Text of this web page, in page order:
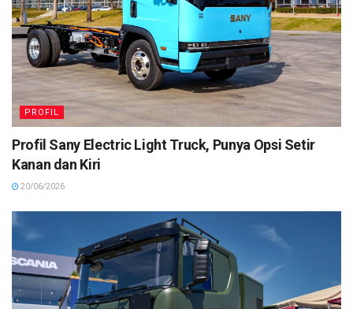
PROFIL
Profil Sany Electric Light Truck, Punya Opsi Setir
Kanan dan Kiri
20/06/2026